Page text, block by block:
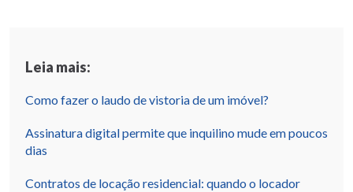
Leia mais:
Como fazer o laudo de vistoria de um imóvel?
Assinatura digital permite que inquilino mude em poucos
dias
Contratos de locação residencial: quando o locador